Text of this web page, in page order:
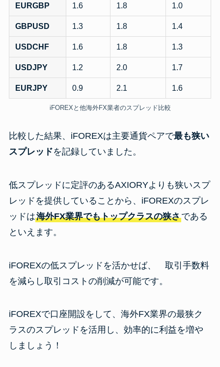
EURGBP 1.6 1.8 1.0
GBPUSD 1.3 1.8 1.4
USDCHF 1.6 1.8 1.3
USDJPY 1.2 2.0 1.7
EURJPY 0.9 2.1 1.6
iFOREXと他海外FX業者のスプレッド比較
比較した結果、iFOREXは主要通貨ペアで最も狭い
スプレッドを記録していました。
低スプレッドに定評のあるAXIORYよりも狭いスプ
レッドを提供していることから、iFOREXのスプレ
ッドは海外FX業界でもトップクラスの狭さである
といえます。
iFOREXの低スプレッドを活かせば、 取引手数料
を減らし取引コストの削減が可能です。
iFOREXで口座開設をして、海外FX業界の最狭ク
ラスのスプレッドを活用し、効率的に利益を増や
しましょう！